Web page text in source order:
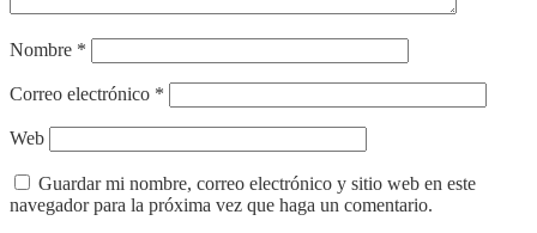
Nombre *
Correo electrónico *
Web
Guardar mi nombre, correo electrónico y sitio web en este
navegador para la próxima vez que haga un comentario.